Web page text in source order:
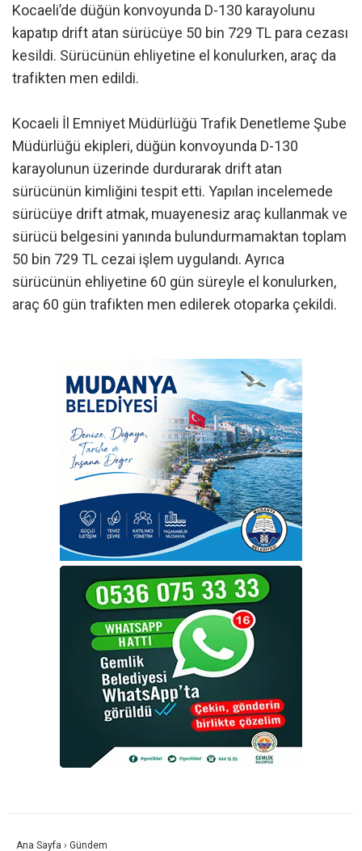
Kocaeli’de düğün konvoyunda D-130 karayolunu
kapatıp drift atan sürücüye 50 bin 729 TL para cezası
kesildi. Sürücünün ehliyetine el konulurken, araç da
trafikten men edildi.
Kocaeli İl Emniyet Müdürlüğü Trafik Denetleme Şube
Müdürlüğü ekipleri, düğün konvoyunda D-130
karayolunun üzerinde durdurarak drift atan
sürücünün kimliğini tespit etti. Yapılan incelemede
sürücüye drift atmak, muayenesiz araç kullanmak ve
sürücü belgesini yanında bulundurmamaktan toplam
50 bin 729 TL cezai işlem uygulandı. Ayrıca
sürücünün ehliyetine 60 gün süreyle el konulurken,
araç 60 gün trafikten men edilerek otoparka çekildi.
Ana Sayfa › Gündem